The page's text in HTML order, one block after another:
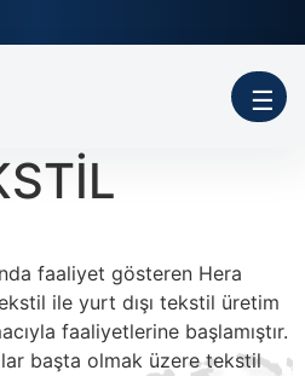
☰
faaliyet gösteren Hera
ile yurt dışı tekstil üretim
faaliyetlerine başlamıştır.
başta olmak üzere tekstil